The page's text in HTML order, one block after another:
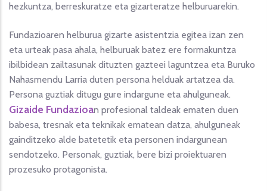
hezkuntza, berreskuratze eta gizarteratze helburuarekin.
Fundazioaren helburua gizarte asistentzia egitea izan zen
eta urteak pasa ahala, helburuak batez ere formakuntza
ibilbidean zailtasunak dituzten gazteei laguntzea eta Buruko
Nahasmendu Larria duten persona helduak artatzea da.
Persona guztiak ditugu gure indargune eta ahulguneak.
Gizaide Fundazioan profesional taldeak ematen duen
babesa, tresnak eta teknikak ematean datza, ahulguneak
gainditzeko alde batetetik eta personen indargunean
sendotzeko. Personak, guztiak, bere bizi proiektuaren
prozesuko protagonista.